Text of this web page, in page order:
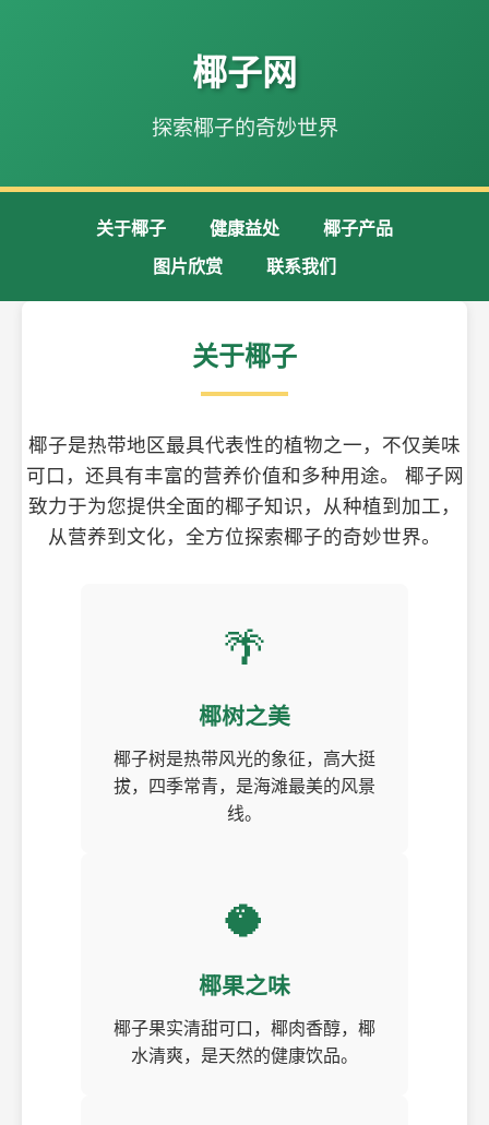
椰子网
探索椰子的奇妙世界
关于椰子 健康益处
椰子产品
图片欣赏
联系我们
关于椰子
椰子是热带地区最具代表性的植物之一，不仅美味
可口，还具有丰富的营养价值和多种用途。 椰子网
致力于为您提供全面的椰子知识，从种植到加工，
从营养到文化，全方位探索椰子的奇妙世界。
🌴
椰树之美
椰子树是热带风光的象征，高大挺
拔，四季常青，是海滩最美的风景
线。
🥥
椰果之味
椰子果实清甜可口，椰肉香醇，椰
水清爽，是天然的健康饮品。